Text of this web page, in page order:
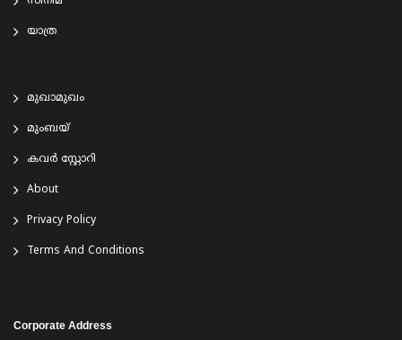
യാത്ര
മുഖാമുഖം
മുംബയ്
കവർ സ്റ്റോറി
About
Privacy Policy
Terms And Conditions
Corporate Address